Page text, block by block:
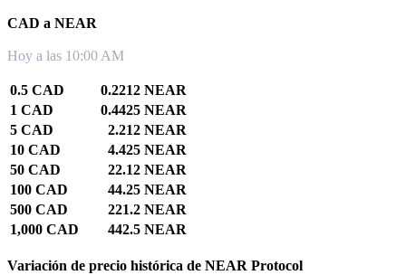
CAD a NEAR
Hoy a las 10:00 AM
0.5 CAD
0.2212 NEAR
1 CAD
0.4425 NEAR
5 CAD
2.212 NEAR
10 CAD
4.425 NEAR
50 CAD
22.12 NEAR
100 CAD
44.25 NEAR
500 CAD
221.2 NEAR
1,000 CAD
442.5 NEAR
Variación de precio histórica de NEAR Protocol